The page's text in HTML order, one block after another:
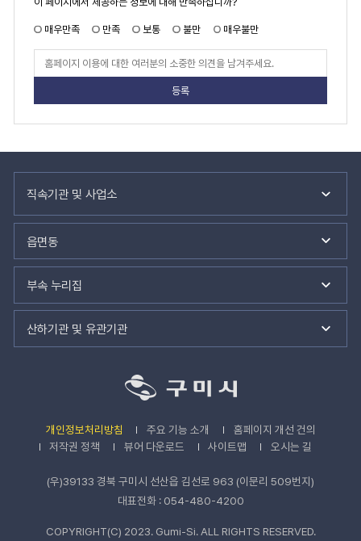
이
만
도
매우만족 만족 보통 불만
매우불만
페
도
가
관
관
가
직속기관 및 사업소
읍면동
부속 누리집
산하기관 및 유관기관
개인정보처리방침 주요 기능 소개
홈페이지 개선 건의
저작권 정책
뷰어 다운로드 사이트맵 오시는 길
(우)39133 경북 구미시 선산읍 김선로 963 (이문리 509번지)
대표전화 : 054-480-4200
COPYRIGHT(C) 2023. Gumi-Si. ALL RIGHTS RESERVED.